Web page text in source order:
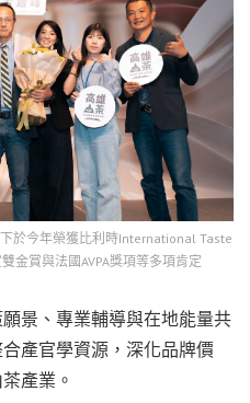
於今年榮獲比利時International Taste
金賞與法國AVPA獎項等多項肯定
景、專業輔導與在地能量共
產官學資源，深化品牌價
產業。